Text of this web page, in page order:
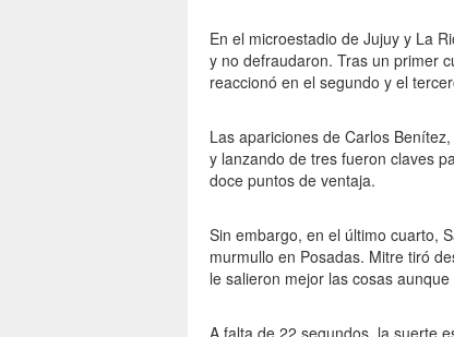
En el microestadio de Jujuy y La
y no defraudaron. Tras un primer
reaccionó en el segundo y el
Las apariciones de Carlos
y lanzando de tres fueron claves
doce puntos de ventaja.
Sin embargo, en el último cuarto,
murmullo en Posadas. Mitre tiró
le salieron mejor las cosas
A falta de 22 segundos, la suerte